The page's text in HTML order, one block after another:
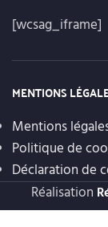
[wcsag_iframe]
MENTIONS
Mentions
Politique de
Déclaration de
Réalisation